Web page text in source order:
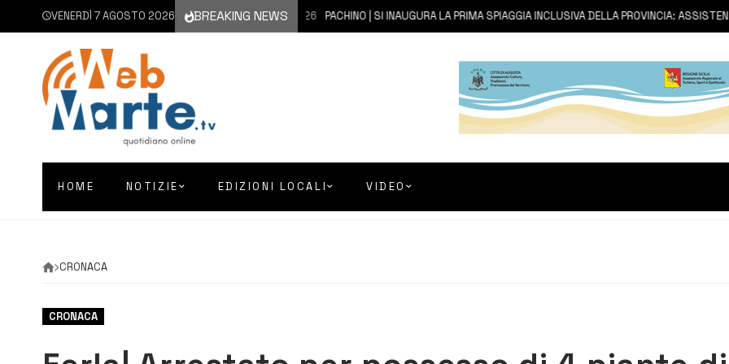
VENERDÌ 7 AGOSTO 2026 BREAKING NEWS
7 AGOSTO 2026 PACHINO | SI INAUGURA LA PRIMA SPIAGGIA INCLUSIVA DELLA PROVINCIA:
HOME NOTIZIE EDIZIONI LOCALI VIDEO
CRONACA
CRONACA